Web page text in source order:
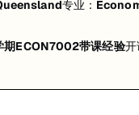
专业：
期ECON7002带课经验开